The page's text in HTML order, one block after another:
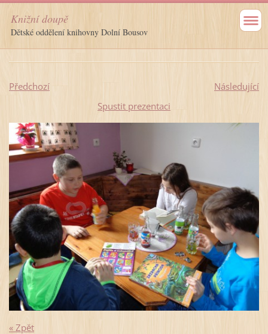
Knižní doupě
Dětské oddělení knihovny Dolní Bousov
Předchozí
Následující
Spustit prezentaci
« Zpět